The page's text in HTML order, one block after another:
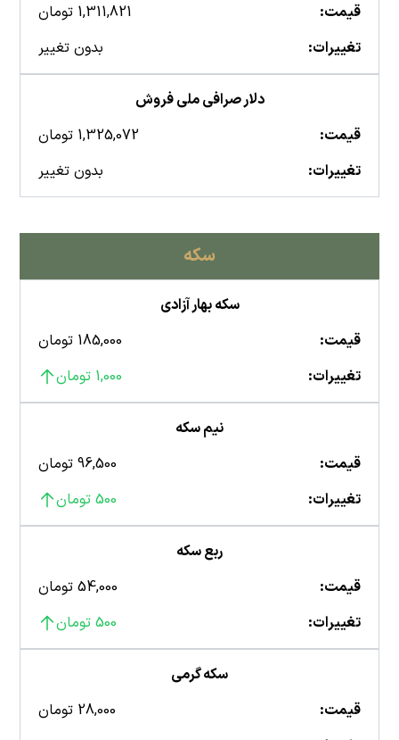
قیمت:
1,311,821 تومان
تغییرات:
بدون تغییر
دلار صرافی ملی فروش
قیمت:
1,325,072 تومان
تغییرات:
بدون تغییر
سکه
سکه بهار آزادی
قیمت:
185,000 تومان
تغییرات:
1,000 تومان
نیم سکه
قیمت:
96,500 تومان
تغییرات:
500 تومان
ربع سکه
قیمت:
54,000 تومان
تغییرات:
500 تومان
سکه گرمی
قیمت:
28,000 تومان